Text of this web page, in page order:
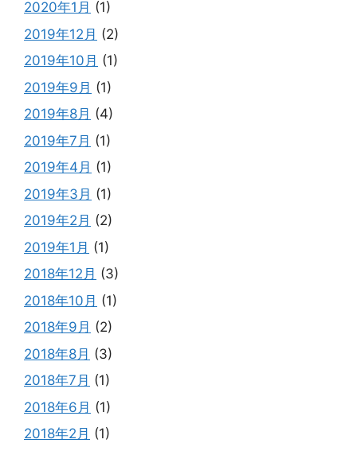
2020年1月 (1)
2019年12月 (2)
2019年10月 (1)
2019年9月 (1)
2019年8月 (4)
2019年7月 (1)
2019年4月 (1)
2019年3月 (1)
2019年2月 (2)
2019年1月 (1)
2018年12月 (3)
2018年10月 (1)
2018年9月 (2)
2018年8月 (3)
2018年7月 (1)
2018年6月 (1)
2018年2月 (1)